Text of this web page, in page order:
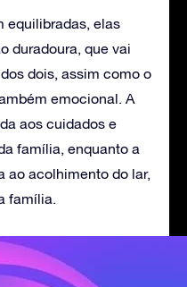
equilibradas, elas
duradoura, que vai
dois, assim como o
emocional. A
aos cuidados e
família, enquanto a
ao acolhimento do lar,
família.